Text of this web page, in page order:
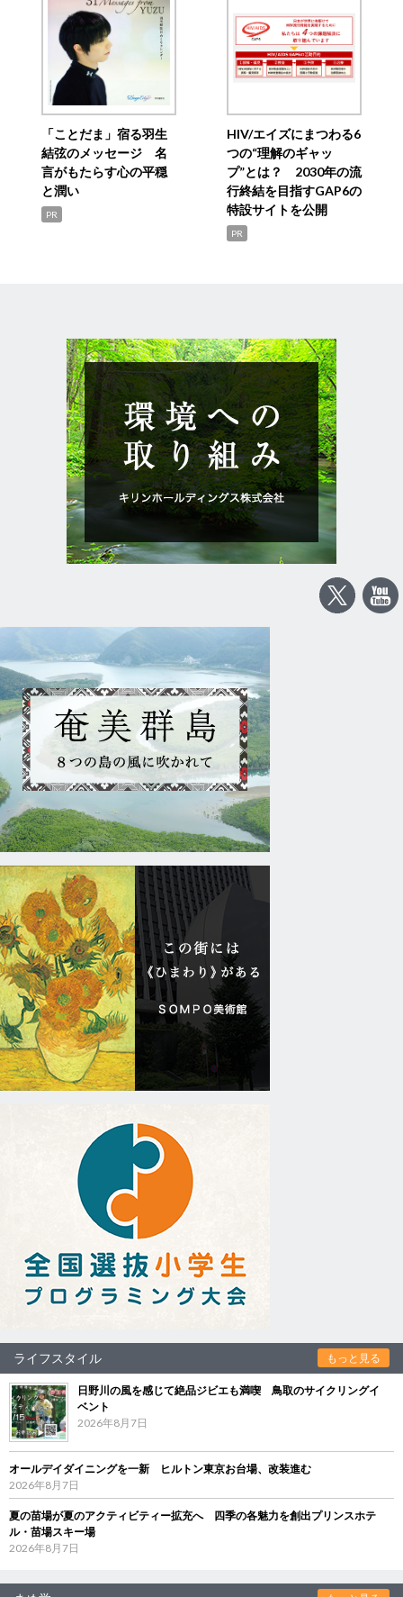
「ことだま」宿る羽生
結弦のメッセージ 名
言がもたらす心の平穏
と潤い
PR
HIV/エイズにまつわる6
つの“理解のギャッ
プ”とは？ 2030年の流
行終結を目指すGAP6の
特設サイトを公開
PR
ライフスタイル もっと見る
日野川の風を感じて絶品ジビエも満喫 鳥取のサイクリングイ
ベント
2026年8月7日
オールデイダイニングを一新 ヒルトン東京お台場、改装進む
2026年8月7日
夏の苗場が夏のアクティビティー拡充へ 四季の各魅力を創出プリンスホテ
ル・苗場スキー場
2026年8月7日